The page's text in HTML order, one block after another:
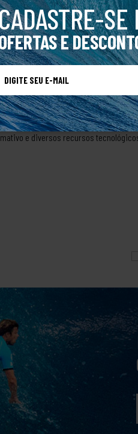
SE
E
Deep Water PolarizedMovimento em
força com flexibilidade,
da Oakley oferece maior
ao longo do tempoProteção
para garantir uma grande
de iluminação: Alta
criando manoplas para
para pilotos de carro de corrida
para marca expandir para
e diversos recursos